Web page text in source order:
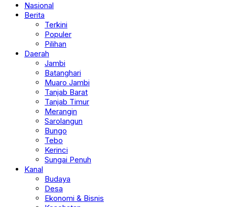
Nasional
Berita
Terkini
Populer
Pilihan
Daerah
Jambi
Batanghari
Muaro Jambi
Tanjab Barat
Tanjab Timur
Merangin
Sarolangun
Bungo
Tebo
Kerinci
Sungai Penuh
Kanal
Budaya
Desa
Ekonomi & Bisnis